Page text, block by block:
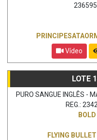
236595
Vídeo
LOTE
PURO SANGUE INGLÊS -
REG.:
FLYING